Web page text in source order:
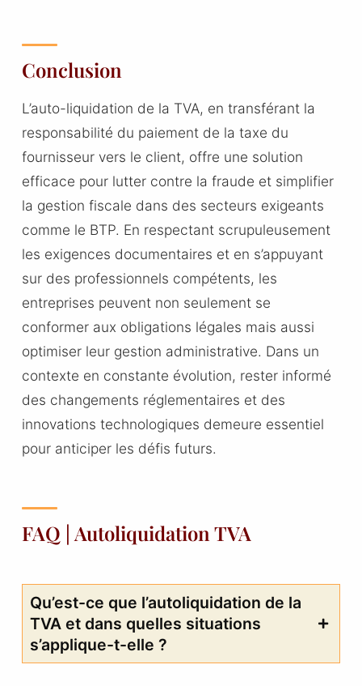
Conclusion
L’auto-liquidation de la TVA, en transférant la
responsabilité du paiement de la taxe du
fournisseur vers le client, offre une solution
efficace pour lutter contre la fraude et simplifier
la gestion fiscale dans des secteurs exigeants
comme le BTP. En respectant scrupuleusement
les exigences documentaires et en s’appuyant
sur des professionnels compétents, les
entreprises peuvent non seulement se
conformer aux obligations légales mais aussi
optimiser leur gestion administrative. Dans un
contexte en constante évolution, rester informé
des changements réglementaires et des
innovations technologiques demeure essentiel
pour anticiper les défis futurs.
FAQ | Autoliquidation TVA
Qu’est-ce que l’autoliquidation de la
TVA et dans quelles situations
s’applique-t-elle ?